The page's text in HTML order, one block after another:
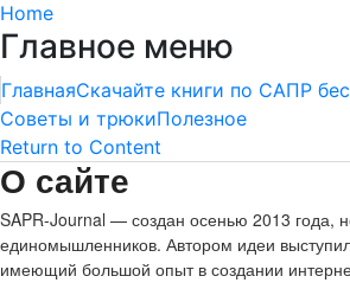
Home
Главное меню
ГлавнаяСкачайте книги по САПР
Советы и трюкиПолезное
Return to Content
О сайте
SAPR-Journal — создан осенью 2013 года,
единомышленников. Автором идеи
имеющий большой опыт в создании